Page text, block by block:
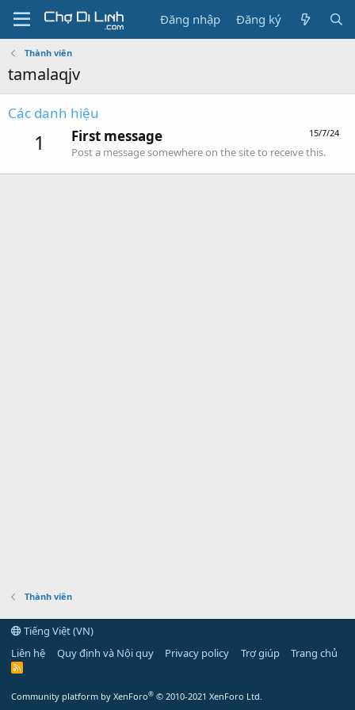
Đăng nhập Đăng ký
Thành viên
tamalaqjv
Các danh hiệu
1 15/7/24
First message
Post a message somewhere on the site to receive this.
Thành viên
Tiếng Việt (VN)
Liên hệ
Quy định và Nội quy Privacy policy Trợ giúp Trang chủ
R
Community platform by XenForo® © 2010-2021 XenForo Ltd.